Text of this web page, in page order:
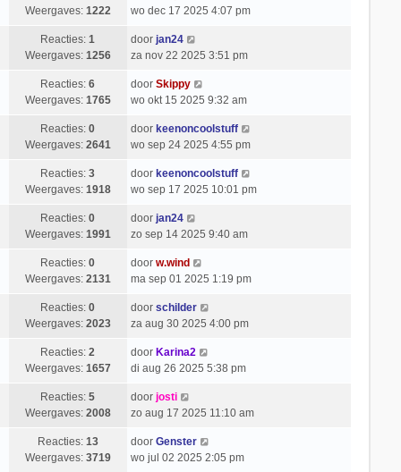
Weergaves: 1222
wo dec 17 2025 4:07 pm
Reacties:1
Weergaves: 1256
door jan24
za nov 22 2025 3:51 pm
Reacties:6
Weergaves: 1765
door Skippy
wo okt 15 2025 9:32 am
Reacties:0
Weergaves: 2641
door keenoncoolstuff
wo sep 24 2025 4:55 pm
Reacties:3
Weergaves: 1918
door keenoncoolstuff
wo sep 17 2025 10:01 pm
Reacties:0
Weergaves: 1991
door jan24
zo sep 14 2025 9:40 am
Reacties:0
Weergaves: 2131
door w.wind
ma sep 01 2025 1:19 pm
Reacties:0
Weergaves: 2023
door schilder
za aug 30 2025 4:00 pm
Reacties:2
Weergaves: 1657
door Karina2
di aug 26 2025 5:38 pm
Reacties:5
Weergaves: 2008
door josti
zo aug 17 2025 11:10 am
Reacties: 13
Weergaves: 3719
door Genster
wo jul 02 2025 2:05 pm